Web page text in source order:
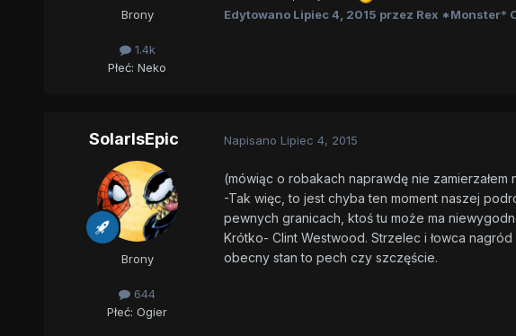
Brony
1.4k
Płeć: Neko
Edytowano Lipiec 4, 2015 przez Rex *Monster*
SolarIsEpic
Brony
644
Płeć: Ogier
Napisano Lipiec 4, 2015
(mówiąc o robakach naprawdę nie zamierzałem
-Tak więc, to jest chyba ten moment naszej
pewnych granicach, ktoś tu może ma
Krótko- Clint Westwood. Strzelec i łowca
obecny stan to pech czy szczęście.